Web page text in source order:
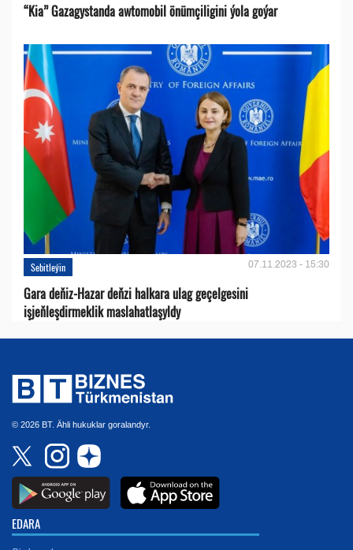
“Kia” Gazagystanda awtomobil önümçiligini ýola goýar
Sebitleýin 07.11.2023 - 15:30
Gara deňiz-Hazar deňzi halkara ulag geçelgesini
işjeňleşdirmeklik maslahatlaşyldy
© 2026 BT. Ähli hukuklar goralandyr.
EDARA